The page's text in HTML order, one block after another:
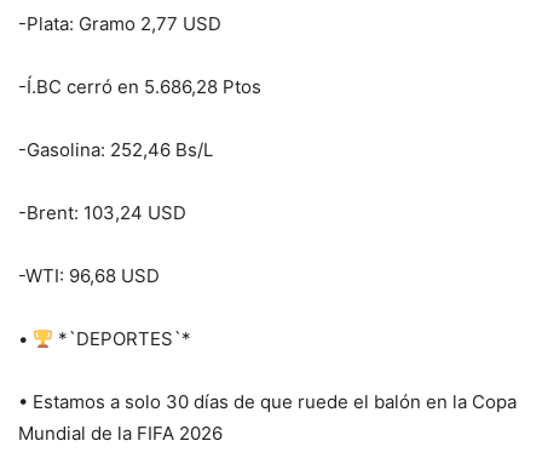
-Plata: Gramo 2,77 USD
-Í.BC cerró en 5.686,28 Ptos
-Gasolina: 252,46 Bs/L
-Brent: 103,24 USD
-WTI: 96,68 USD
• *`DEPORTES`*
• Estamos a solo 30 días de que ruede el balón en la Copa
Mundial de la FIFA 2026